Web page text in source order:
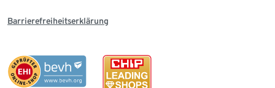
Barrierefreiheitserklärung